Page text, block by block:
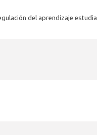
del aprendizaje